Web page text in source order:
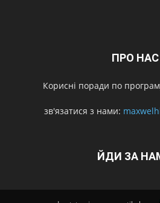
ПРО НАС
Корисні поради по
зв'язатися з нами:
ЙДИ ЗА